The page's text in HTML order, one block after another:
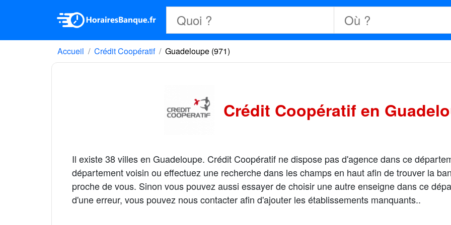
Accueil Crédit Coopératif Guadeloupe (971)
Crédit Coopératif en
Il existe 38 villes en Guadeloupe. Crédit Coopératif ne dispose pas d'agence dans ce
département voisin ou effectuez une recherche dans les champs en haut afin de trouver la
proche de vous. Sinon vous pouvez aussi essayer de choisir une autre enseigne dans ce
d'une erreur, vous pouvez nous contacter afin d'ajouter les établissements manquants..